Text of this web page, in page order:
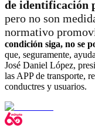
de identificación
pero no son
normativo
condición siga, no se
que, seguramente,
José Daniel López,
las APP de transporte,
conductres y usuarios.